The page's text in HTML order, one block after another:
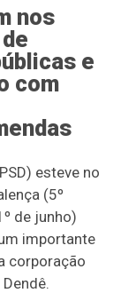
nos
e
com
esteve no
(5º
de junho)
importante
corporação